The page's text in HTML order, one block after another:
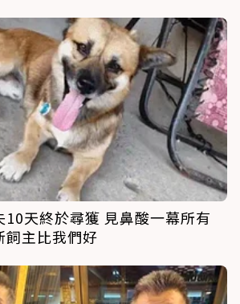
10天終於尋獲 見鼻酸一幕所有
飼主比我們好